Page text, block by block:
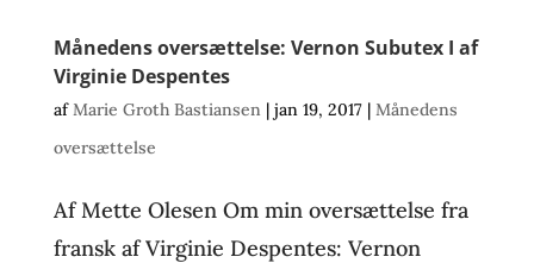
Månedens oversættelse: Vernon Subutex I af
Virginie Despentes
afMarie Groth Bastiansen| jan 19, 2017| Månedens
oversættelse
Af Mette Olesen Om min oversættelse fra
fransk af Virginie Despentes: Vernon